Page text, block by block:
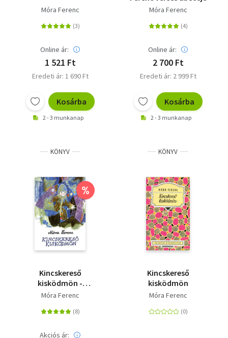
Móra Ferenc
Online ár:
1 521 Ft
Eredeti ár: 1 690 Ft
Kosárba
2 - 3 munkanap
Móra Ferenc
Online ár:
2 700 Ft
Eredeti ár: 2 999 Ft
Kosárba
2 - 3 munkanap
KÖNYV
%
Kincskereső
kisködmön -
Puhatábla
Móra Ferenc
Akciós ár:
KÖNYV
Kincskereső
kisködmön
Móra Ferenc